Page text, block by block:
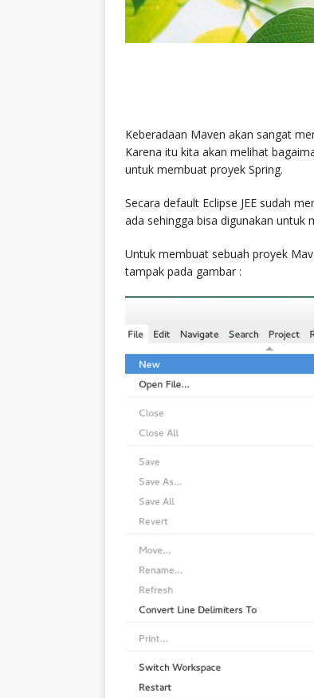
Keberadaan Maven akan sangat
Karena itu kita akan melihat
untuk membuat proyek Spring.
Secara default Eclipse JEE sudah
ada sehingga bisa digunakan untuk
Untuk membuat sebuah proyek
tampak pada gambar :